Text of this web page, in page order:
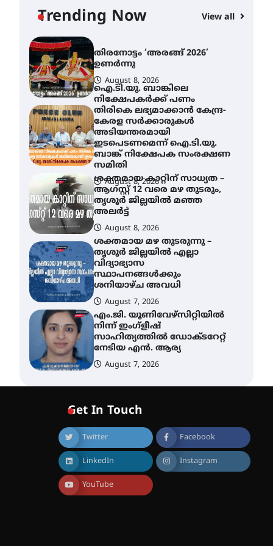
Trending Now View all
August 9, 2026
തിരനോട്ടം ‘അരങ്ങ് 2026’
ഉണർന്നു
August 8, 2026
ഐ.ടി.യു. ബാങ്കിലെ
നിക്ഷേപകർക്ക് പണം
തിരികെ ലഭ്യമാക്കാൻ കേന്ദ്ര-
കേരള സർക്കാരുകൾ
അടിയന്തരമായി
ഇടപെടണമെന്ന് ഐ.ടി.യു.
ബാങ്ക് നിക്ഷേപക സംരക്ഷണ
സമിതി
August 8, 2026
ശക്തമായ കാറ്റിന് സാധ്യത –
ആഗസ്റ്റ് 12 വരെ മഴ തുടരും,
തൃശൂർ ജില്ലയിൽ മഞ്ഞ
അലർട്ട്
August 8, 2026
ശക്തമായ മഴ തുടരുന്നു –
തൃശൂർ ജില്ലയിൽ എല്ലാ
വിദ്യാഭ്യാസ
സ്ഥാപനങ്ങൾക്കും
ശനിയാഴ്ച അവധി
August 7, 2026
എം.ജി. യൂണിവേഴ്‌സിറ്റിയിൽ
നിന്ന് ഇംഗ്ളീഷ്
സാഹിത്യത്തിൽ ഡോക്ടറേറ്റ്
നേടിയ എൻ. ആര്യ
August 7, 2026
ഇരിങ്ങാലക്കുട – ഗുരുവായൂർ
യാഥാർത്ഥ്യമാകുന്നു
August 9, 2026
തിരനോട്ടം ‘അരങ്ങ് 2026’
ഉണർന്നു
August 8, 2026
ഐ.ടി.യു. ബാങ്കിലെ
Get In Touch
Twitter Facebook
LinkedIn Instagram
YouTube